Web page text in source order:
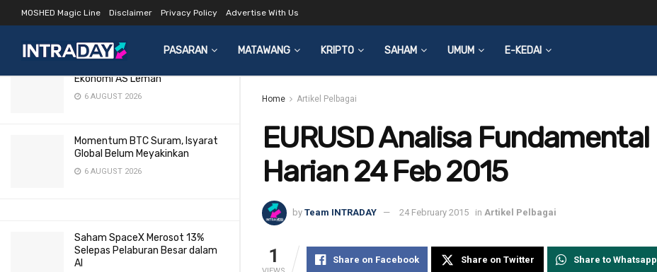
LATEST TRENDING Filter
Ekonomi AS Lemah
6 AUGUST 2026
Momentum BTC Suram, Isyarat
Global Belum Meyakinkan
6 AUGUST 2026
Saham SpaceX Merosot 13%
Selepas Pelaburan Besar dalam
AI
MOSHED Magic Line Disclaimer Privacy Policy Advertise With Us
PASARAN MATAWANG KRIPTO SAHAM UMUM E-KEDAI
Home Artikel Pelbagai
EURUSD Analisa Fundamental
Harian 24 Feb 2015
by Team INTRADAY 24 February 2015 in Artikel Pelbagai
1 Share on Facebook Share on Twitter Share to Whatsapp